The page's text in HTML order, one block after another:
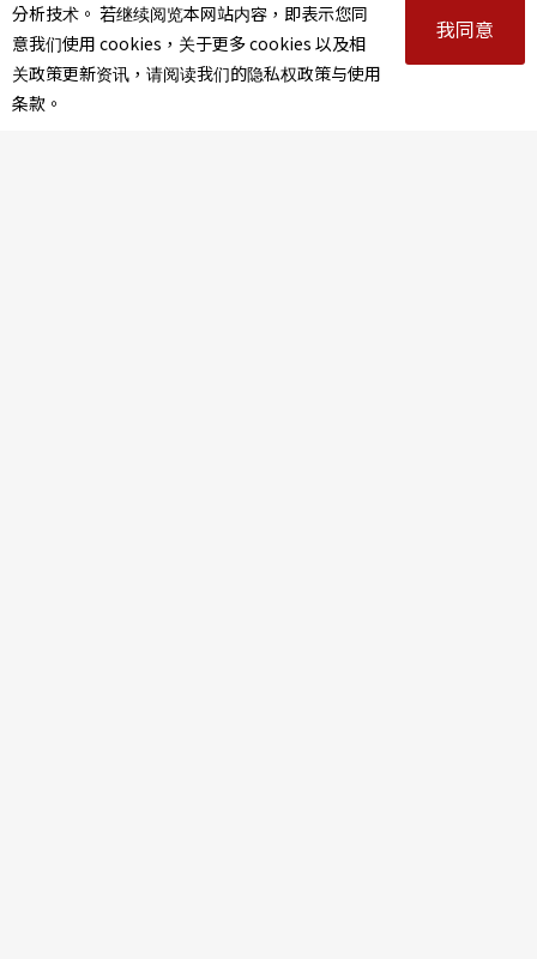
分析技术。 若继续阅览本网站内容，即表示您同
意我们使用 cookies，关于更多 cookies 以及相
关政策更新资讯，请阅读我们的隐私权政策与使用
条款。
我同意